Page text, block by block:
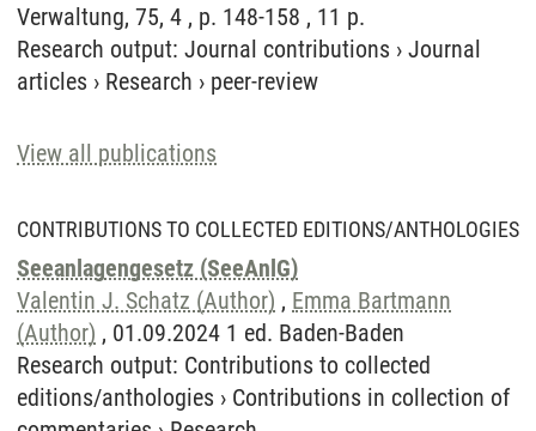
Verwaltung, 75, 4 , p. 148-158 , 11 p.
Research output: Journal contributions › Journal
articles › Research › peer-review
View all publications
CONTRIBUTIONS TO COLLECTED EDITIONS/ANTHOLOGIES
Seeanlagengesetz (SeeAnlG)
Valentin J. Schatz (Author) , Emma Bartmann
(Author) , 01.09.2024 1 ed. Baden-Baden
Research output: Contributions to collected
editions/anthologies › Contributions in collection of